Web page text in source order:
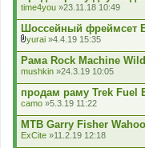
time4you »23.11.18 10:49
Шоссейный фреймсет
В
к
л
а
д
е
н
н
я
yurai »4.4.19 15:35
Рама Rock Machine
mushkin »24.3.19 10:05
продам раму Trek Fuel
camo »5.3.19 11:22
MTB Garry Fisher
ExCite »11.2.19 12:18